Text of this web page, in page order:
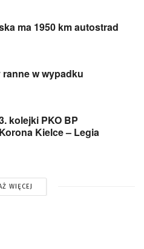
ma 1950 km autostrad
w wypadku
kolejki PKO BP
Kielce – Legia
WIĘCEJ